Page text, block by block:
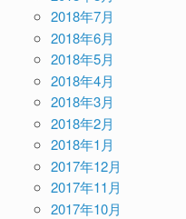
2018年7月
2018年6月
2018年5月
2018年4月
2018年3月
2018年2月
2018年1月
2017年12月
2017年11月
2017年10月